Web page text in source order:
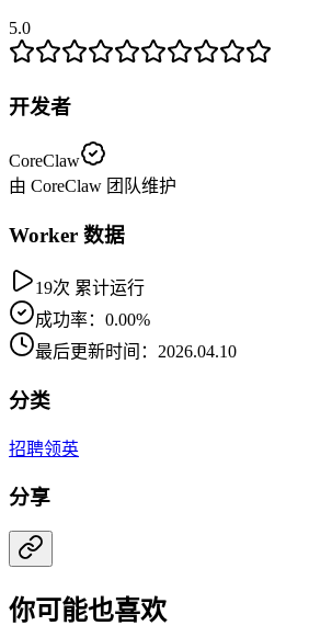
5.0
开发者
CoreClaw
由 CoreClaw 团队维护
Worker 数据
19次 累计运行
成功率：0.00%
最后更新时间：2026.04.10
分类
招聘领英
分享
你可能也喜欢